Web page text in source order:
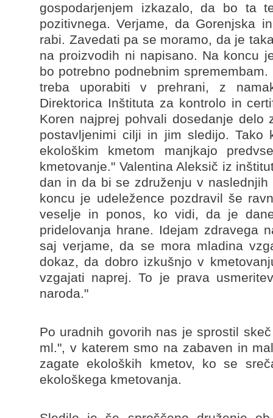
gospodarjenjem izkazalo, da bo ta
pozitivnega. Verjame, da Gorenjska
rabi. Zavedati pa se moramo, da je
na proizvodih ni napisano. Na koncu
bo potrebno podnebnim
treba uporabiti v prehrani, z
Direktorica Inštituta za kontrolo in
Koren najprej pohvali dosedanje
postavljenimi cilji in jim sledijo. Tako
ekološkim kmetom manjkajo
kmetovanje." Valentina Aleksič iz
dan in da bi se združenju v
koncu je udeležence pozdravil še
veselje in ponos, ko vidi, da je
pridelovanja hrane. Idejam zdravega
saj verjame, da se mora mladina
dokaz, da dobro izkušnjo v
vzgajati naprej. To je prava
naroda."
Po uradnih govorih nas je sprostil
ml.", v katerem smo na zabaven in
zagate ekoloških kmetov, ko se
ekološkega kmetovanja.